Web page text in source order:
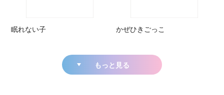
眠れない子 かぜひきごっこ
もっと見る